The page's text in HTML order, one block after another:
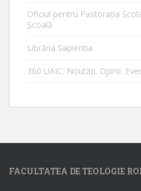
Oficiul pentru Pastorația
Școală
Librăria Sapientia
360 UAIC: Noutăţi. Opinii.
FACULTATEA DE TEOLOGIE